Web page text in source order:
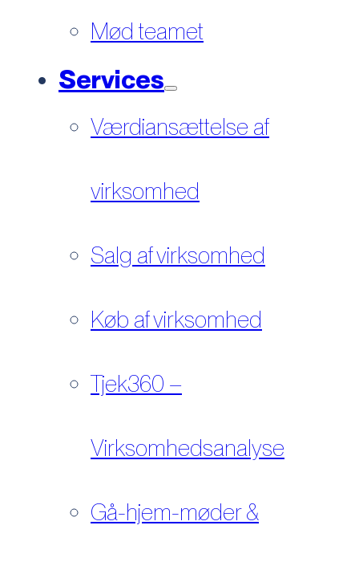
Mød teamet
Services
Værdiansættelse af
virksomhed
Salg af virksomhed
Køb af virksomhed
Tjek360 –
Virksomhedsanalyse
Gå-hjem-møder &